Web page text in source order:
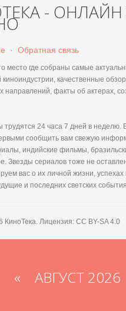
-
· Обратная связь
место где собраны самые
киноиндустрии, качественные
направлений, факты об актерах,
трудятся 24 часа 7 дней в неделю.
сообщить вам свежую
индийские фильмы,
Звезды сериалов тоже не
вас о их личной жизни,
и последних светских
КиноТека. Лицензия: CC BY-SA 4.0
« АВГУСТ